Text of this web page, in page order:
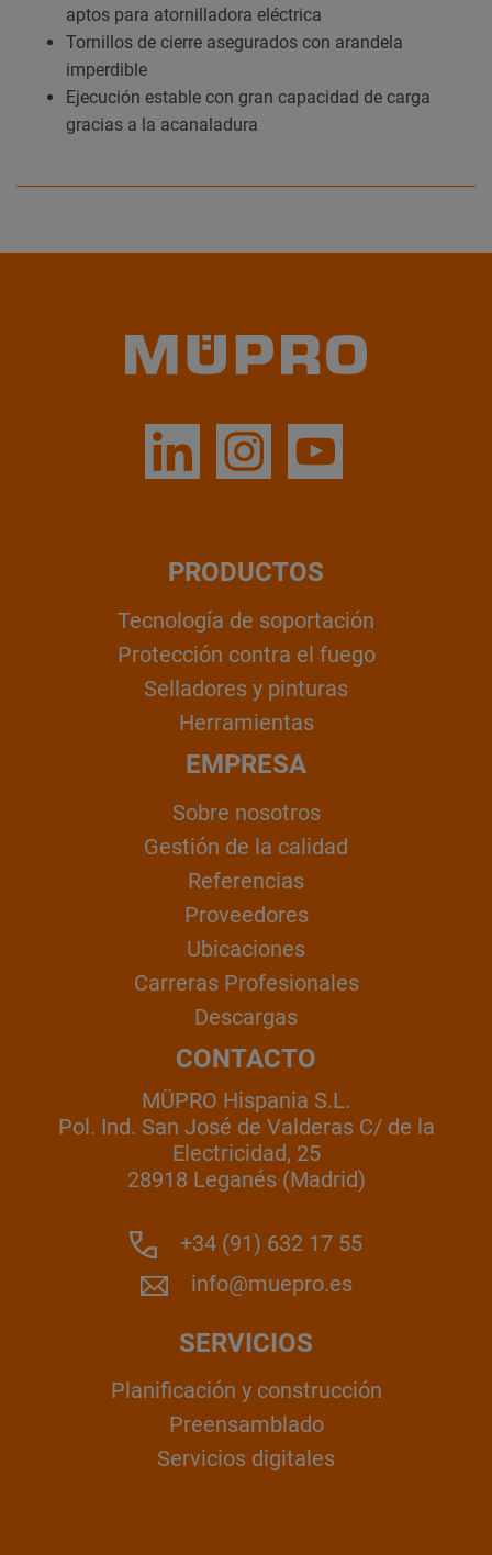
aptos para atornilladora eléctrica
Tornillos de cierre asegurados con arandela
imperdible
Ejecución estable con gran capacidad de carga
gracias a la acanaladura
PRODUCTOS
Tecnología de soportación
Protección contra el fuego
Selladores y pinturas
Herramientas
EMPRESA
Sobre nosotros
Gestión de la calidad
Referencias
Proveedores
Ubicaciones
Carreras Profesionales
Descargas
CONTACTO
MÜPRO Hispania S.L.
Pol. Ind. San José de Valderas C/ de la
Electricidad, 25
28918 Leganés (Madrid)
+34 (91) 632 17 55
info@muepro.es
SERVICIOS
Planificación y construcción
Preensamblado
Servicios digitales